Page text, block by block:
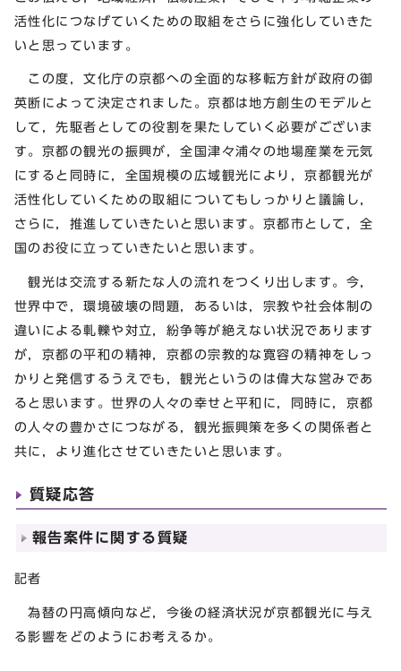
活性化につなげていくための取組をさらに強化していきた
いと思っています。
この度，文化庁の京都への全面的な移転方針が政府の御
英断によって決定されました。京都は地方創生のモデルと
して，先駆者としての役割を果たしていく必要がございま
す。京都の観光の振興が，全国津々浦々の地場産業を元気
にすると同時に，全国規模の広域観光により，京都観光が
活性化していくための取組についてもしっかりと議論し，
さらに，推進していきたいと思います。京都市として，全
国のお役に立っていきたいと思います。
観光は交流する新たな人の流れをつくり出します。今，
世界中で，環境破壊の問題，あるいは，宗教や社会体制の
違いによる軋轢や対立，紛争等が絶えない状況であります
が，京都の平和の精神，京都の宗教的な寛容の精神をしっ
かりと発信するうえでも，観光というのは偉大な営みであ
ると思います。世界の人々の幸せと平和に，同時に，京都
の人々の豊かさにつながる，観光振興策を多くの関係者と
共に，より進化させていきたいと思います。
質疑応答
報告案件に関する質疑
記者
為替の円高傾向など，今後の経済状況が京都観光に与え
る影響をどのようにお考えるか。